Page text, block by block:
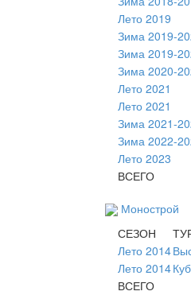
Лето 2019
Зима 2019-
Зима 2019-
Зима 2020-
Лето 2021
Лето 2021
Зима 2021-
Зима 2022-
Лето 2023
ВСЕГО
Монострой
СЕЗОН
Лето 2014
Лето 2014
ВСЕГО